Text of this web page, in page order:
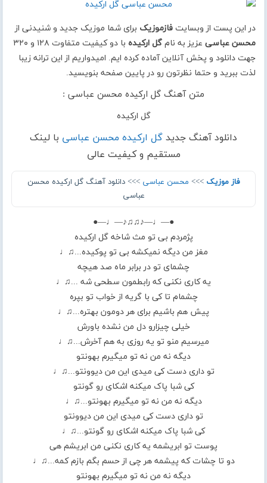
در این پست از وبسایتفازموزیک برای شما موزیک جدید و شنیدنی از
محسن عباسی عزیز به نامگل ارکیده
با دو کیفیت متفاوت ۱۲۸ و ۳۲۰
جهت دانلود و پخش آنلاین آماده کرده ایم. امیدواریم از این ترانه زیبا
لذت ببرید و حتما نظرتون رو در پایین صفحه بنویسید.
متن آهنگ گل ارکیده محسن عباسی :
گل ارکیده
دانلود آهنگ جدید گل ارکیده محسن عباسی با لینک
مستقیم و کیفیت عالی
فاز موزیک >>> محسن عباسی >>> دانلود آهنگ گل ارکیده محسن
عباسی
●—♩—♪♫♫♪—♩—●
پژمردم بی تو مث شاخه گل ارکیده
مغز من دیگه نمیکشه بی تو پوکیده...♫♩
چشمای تو در برابر ماه صد هیچه
یه کاری نکنی که رابطمون سطحی شه ...♫♩
چشمام تا کی با گریه از خواب تو بپره
پیش هم باشیم برای هر دومون بهتره...♫♩
خیلی چیزارو دل من نشده باورش
میرسیم منو تو یه روزی به هم آخرش...♫♩
دیگه نه من نه تو میگیرم بهونتو
تو داری دست کی میدی این من دیوونتو...♫♩
کی شبا پاک میکنه اشکای رو گونتو
دیگه نه من نه تو میگیرم بهونتو...♫♩
تو داری دست کی میدی این من دیوونتو
کی شبا پاک میکنه اشکای رو گونتو...♫♩
پوست تو ابریشمه یه کاری نکنی من ابریشم هی
دو تا چشات که پیشمه هر چی از حسم بگم بازم کمه...♫♩
دیگه نه من نه تو میگیرم بهونتو